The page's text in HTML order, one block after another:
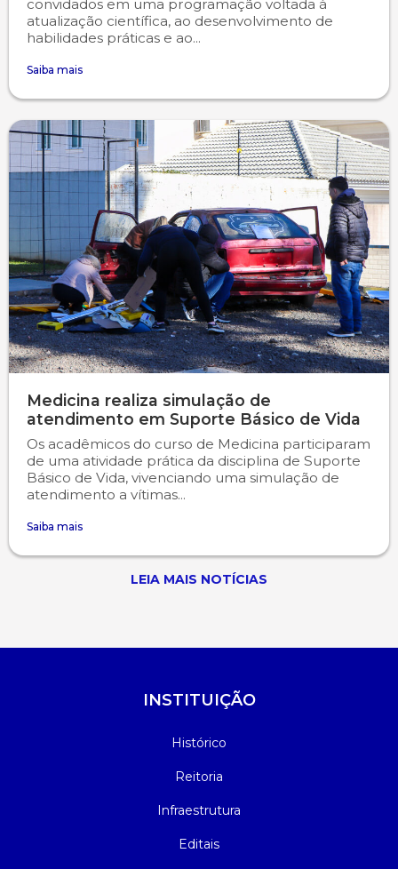
convidados em uma programação voltada à
atualização científica, ao desenvolvimento de
habilidades práticas e ao...
Saiba mais
Medicina realiza simulação de
atendimento em Suporte Básico de Vida
Os acadêmicos do curso de Medicina participaram
de uma atividade prática da disciplina de Suporte
Básico de Vida, vivenciando uma simulação de
atendimento a vítimas...
Saiba mais
LEIA MAIS NOTÍCIAS
INSTITUIÇÃO
Histórico
Reitoria
Infraestrutura
Editais